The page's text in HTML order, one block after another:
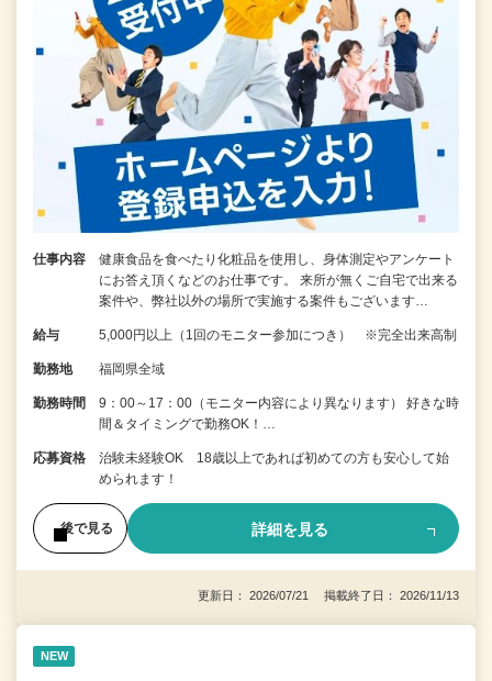
仕事内容
健康食品を食べたり化粧品を使用し、身体測定やアンケート
にお答え頂くなどのお仕事です。 来所が無くご自宅で出来る
案件や、弊社以外の場所で実施する案件もございます…
給与 5,000円以上（1回のモニター参加につき） ※完全出来高制
勤務地 福岡県全域
勤務時間
9：00～17：00（モニター内容により異なります） 好きな時
間＆タイミングで勤務OK！…
応募資格
治験未経験OK 18歳以上であれば初めての方も安心して始
められます！
後で見る 詳細を見る
更新日： 2026/07/21 掲載終了日： 2026/11/13
NEW